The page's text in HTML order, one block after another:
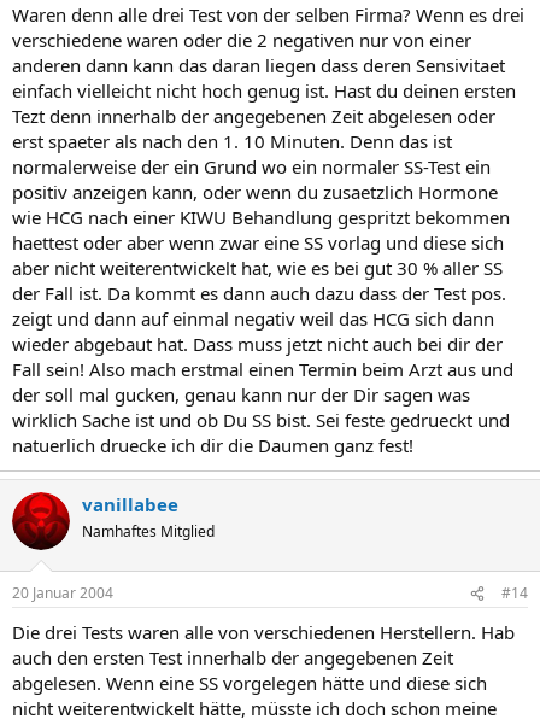
Waren denn alle drei Test von der selben Firma? Wenn es drei
verschiedene waren oder die 2 negativen nur von einer
anderen dann kann das daran liegen dass deren Sensivitaet
einfach vielleicht nicht hoch genug ist. Hast du deinen ersten
Tezt denn innerhalb der angegebenen Zeit abgelesen oder
erst spaeter als nach den 1. 10 Minuten. Denn das ist
normalerweise der ein Grund wo ein normaler SS-Test ein
positiv anzeigen kann, oder wenn du zusaetzlich Hormone
wie HCG nach einer KIWU Behandlung gespritzt bekommen
haettest oder aber wenn zwar eine SS vorlag und diese sich
aber nicht weiterentwickelt hat, wie es bei gut 30 % aller SS
der Fall ist. Da kommt es dann auch dazu dass der Test pos.
zeigt und dann auf einmal negativ weil das HCG sich dann
wieder abgebaut hat. Dass muss jetzt nicht auch bei dir der
Fall sein! Also mach erstmal einen Termin beim Arzt aus und
der soll mal gucken, genau kann nur der Dir sagen was
wirklich Sache ist und ob Du SS bist. Sei feste gedrueckt und
natuerlich druecke ich dir die Daumen ganz fest!
vanillabee
Namhaftes Mitglied
20 Januar 2004 #14
Die drei Tests waren alle von verschiedenen Herstellern. Hab
auch den ersten Test innerhalb der angegebenen Zeit
abgelesen. Wenn eine SS vorgelegen hätte und diese sich
nicht weiterentwickelt hätte, müsste ich doch schon meine